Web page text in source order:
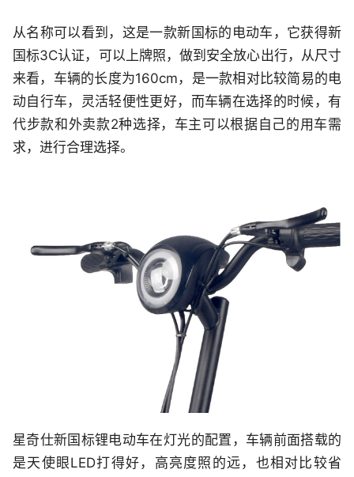
从名称可以看到，这是一款新国标的电动车，它获得新
国标3C认证，可以上牌照，做到安全放心出行，从尺寸
来看，车辆的长度为160cm，是一款相对比较简易的电
动自行车，灵活轻便性更好，而车辆在选择的时候，有
代步款和外卖款2种选择，车主可以根据自己的用车需
求，进行合理选择。
星奇仕新国标锂电动车在灯光的配置，车辆前面搭载的
是天使眼LED打得好，高亮度照的远，也相对比较省